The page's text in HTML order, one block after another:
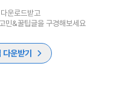
운로드받고
민&꿀팁글을 구경해보세요
운받기